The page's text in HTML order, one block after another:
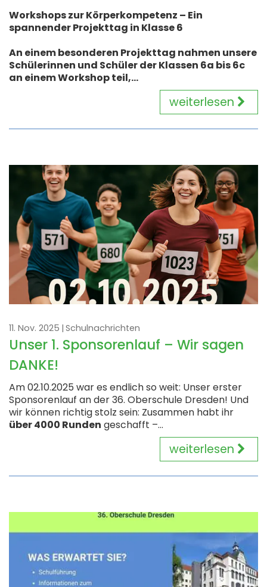
Workshops zur Körperkompetenz – Ein
spannender Projekttag in Klasse 6
An einem besonderen Projekttag nahmen unsere
Schülerinnen und Schüler der Klassen 6a bis 6c
an einem Workshop teil,...
weiterlesen
11. Nov. 2025 Schulnachrichten
Unser 1. Sponsorenlauf – Wir sagen
DANKE!
Am 02.10.2025 war es endlich so weit: Unser erster
Sponsorenlauf an der 36. Oberschule Dresden! Und
wir können richtig stolz sein: Zusammen habt ihr
über 4000 Runden geschafft –...
weiterlesen